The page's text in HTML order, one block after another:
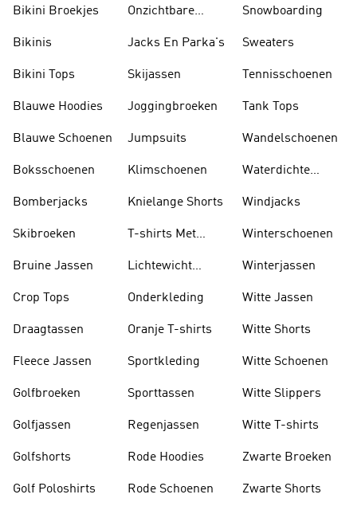
Bikini Broekjes
Bikinis
Bikini Tops
Blauwe Hoodies
Blauwe Schoenen
Boksschoenen
Bomberjacks
Skibroeken
Bruine Jassen
Crop Tops
Draagtassen
Fleece Jassen
Golfbroeken
Golfjassen
Golfshorts
Golf Poloshirts
Onzichtbare
Jacks En Parka's
Skijassen
Joggingbroeken
Jumpsuits
Klimschoenen
Knielange Shorts
T-shirts Met
Lichtewicht
Onderkleding
Oranje T-shirts
Sportkleding
Sporttassen
Regenjassen
Rode Hoodies
Rode Schoenen
Snowboarding
Sweaters
Tennisschoenen
Tank Tops
Wandelschoenen
Waterdichte
Windjacks
Winterschoenen
Winterjassen
Witte Jassen
Witte Shorts
Witte Schoenen
Witte Slippers
Witte T-shirts
Zwarte Broeken
Zwarte Shorts